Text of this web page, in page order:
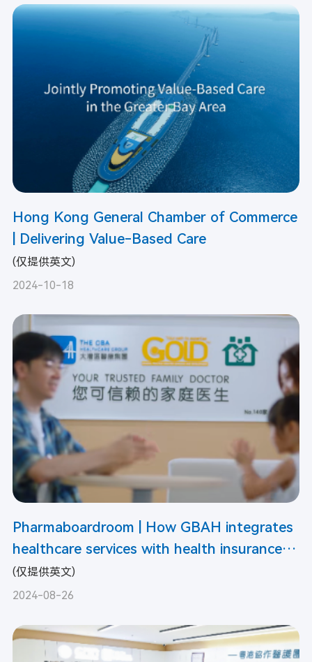
Hong Kong General Chamber of Commerce
| Delivering Value-Based Care
(仅提供英文)
2024-10-18
Pharmaboardroom | How GBAH integrates
healthcare services with health insurance
to provide residents with reliable and
affordable medical services.
(仅提供英文)
2024-08-26